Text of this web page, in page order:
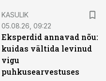
KASULIK
05.08.26, 09:22
Eksperdid annavad nõu:
kuidas vältida levinud
vigu
puhkusearvestuses